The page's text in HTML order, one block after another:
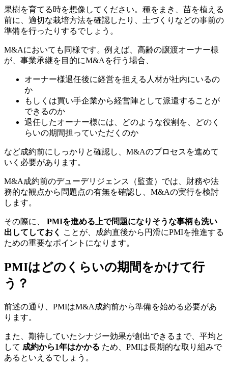
果樹を育てる時を想像してください。種をまき、苗を植える
前に、適切な栽培方法を確認したり、土づくりなどの事前の
準備を行ったりするでしょう。
M&Aにおいても同様です。例えば、高齢の譲渡オーナー様
が、事業承継を目的にM&Aを行う場合、
オーナー様退任後に経営を担える人材が社内にいるの
か
もしくは買い手企業から経営陣として派遣することが
できるのか
退任したオーナー様には、どのような役割を、どのく
らいの期間担っていただくのか
など成約前にしっかりと確認し、M&Aのプロセスを進めて
いく必要があります。
M&A成約前のデューデリジェンス（監査）では、財務や法
務的な観点から問題点の有無を確認し、M&Aの実行を検討
します。
その際に、 PMIを進める上で問題になりそうな事柄も洗い
出してしておく
ことが、成約直後から円滑にPMIを推進する
ための重要なポイントになります。
PMIはどのくらいの期間をかけて行
う？
前述の通り、PMIはM&A成約前から準備を始める必要があ
ります。
また、期待していたシナジー効果が創出できるまで、平均と
して 成約から1年はかかる ため、PMIは長期的な取り組みで
あるといえるでしょう。